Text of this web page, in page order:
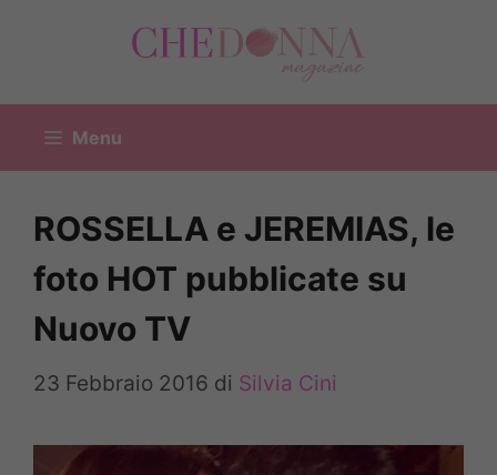
Menu
ROSSELLA e JEREMIAS, le
foto HOT pubblicate su
Nuovo TV
23 Febbraio 2016 di Silvia Cini